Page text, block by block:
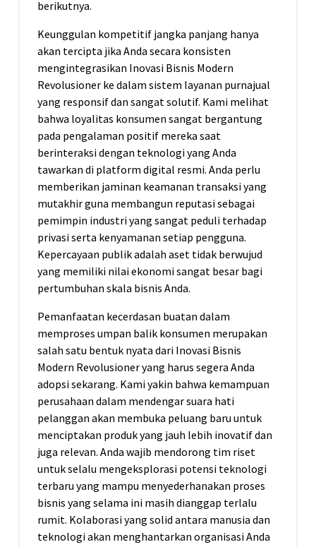
berikutnya.
Keunggulan kompetitif jangka panjang hanya
akan tercipta jika Anda secara konsisten
mengintegrasikan Inovasi Bisnis Modern
Revolusioner ke dalam sistem layanan purnajual
yang responsif dan sangat solutif. Kami melihat
bahwa loyalitas konsumen sangat bergantung
pada pengalaman positif mereka saat
berinteraksi dengan teknologi yang Anda
tawarkan di platform digital resmi. Anda perlu
memberikan jaminan keamanan transaksi yang
mutakhir guna membangun reputasi sebagai
pemimpin industri yang sangat peduli terhadap
privasi serta kenyamanan setiap pengguna.
Kepercayaan publik adalah aset tidak berwujud
yang memiliki nilai ekonomi sangat besar bagi
pertumbuhan skala bisnis Anda.
Pemanfaatan kecerdasan buatan dalam
memproses umpan balik konsumen merupakan
salah satu bentuk nyata dari Inovasi Bisnis
Modern Revolusioner yang harus segera Anda
adopsi sekarang. Kami yakin bahwa kemampuan
perusahaan dalam mendengar suara hati
pelanggan akan membuka peluang baru untuk
menciptakan produk yang jauh lebih inovatif dan
juga relevan. Anda wajib mendorong tim riset
untuk selalu mengeksplorasi potensi teknologi
terbaru yang mampu menyederhanakan proses
bisnis yang selama ini masih dianggap terlalu
rumit. Kolaborasi yang solid antara manusia dan
teknologi akan menghantarkan organisasi Anda